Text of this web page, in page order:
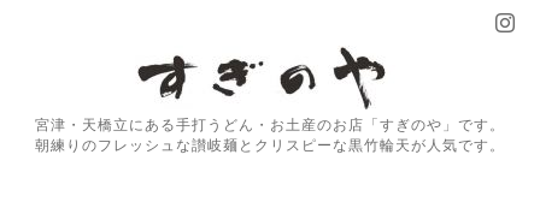
宮津・天橋立にある手打うどん・お土産のお店「すぎのや」です。
朝練りのフレッシュな讃岐麺とクリスピーな黒竹輪天が人気です。